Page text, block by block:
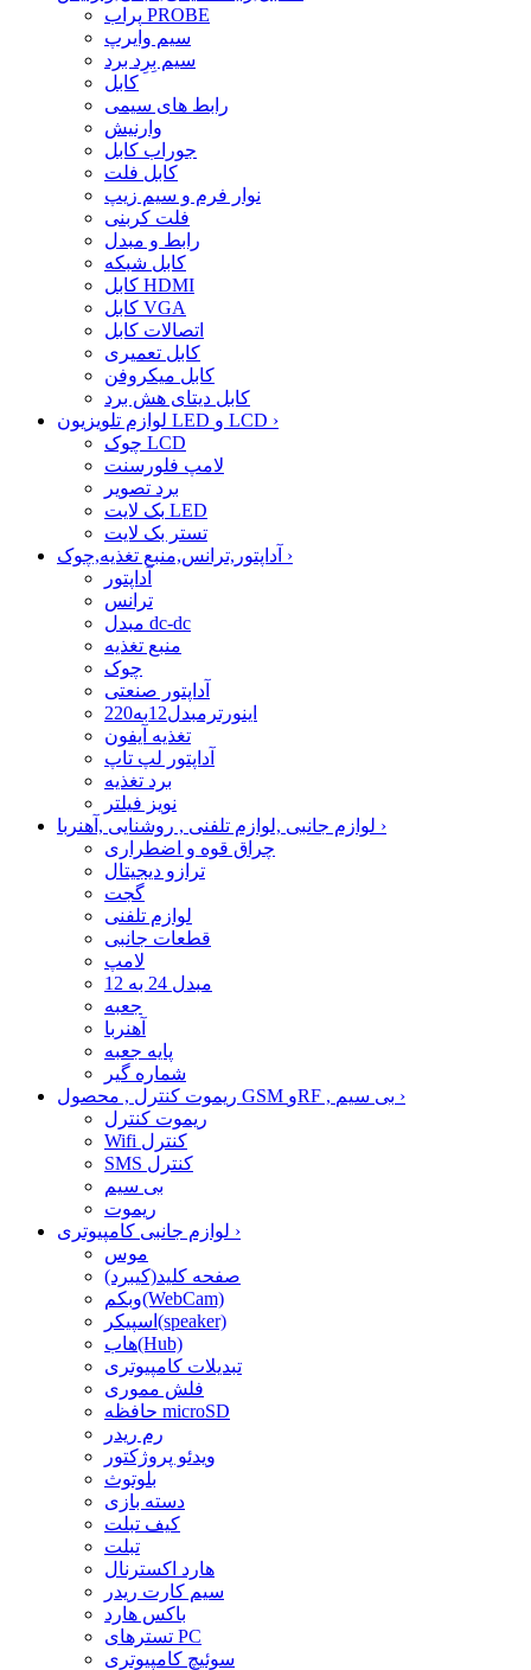
پراب PROBE
سیم وایرپ
سیم بِرِد برد
کابل
رابط های سیمی
وارنیش
جوراب کابل
کابل فلت
نوار فرم و سیم زیپ
فلت کربنی
رابط و مبدل
کابل شبکه
کابل HDMI
کابل VGA
اتصالات کابل
کابل تعمیری
کابل میکروفن
کابل دیتای هش برد
لوازم تلویزیون LED و LCD ›
چوک LCD
لامپ فلورسنت
برد تصویر
بک لایت LED
تستر بک لایت
›
آداپتور
ترانس
مبدل dc-dc
منبع تغذیه
چوک
آداپتور صنعتی
اینورترمبدل12به220
تغذیه آیفون
آداپتور لپ تاپ
برد تغذیه
نویز فیلتر
›
چراق قوه و اضطراری
ترازو دیجیتال
گجت
لوازم تلفنی
قطعات جانبی
لامپ
مبدل 24 به 12
جعبه
آهنربا
پایه جعبه
شماره گیر
›
ریموت کنترل
Wifi کنترل
SMS کنترل
بی سیم
ریموت
›
موس
صفحه کلید(کیبرد)
وبکم(WebCam)
اسپیکر(speaker)
هاب(Hub)
تبدیلات کامپیوتری
فلش مموری
حافظه microSD
رم ریدر
ویدئو پروژکتور
بلوتوث
دسته بازی
کیف تبلت
تبلت
هارد اکسترنال
سیم کارت ریدر
باکس هارد
تسترهای PC
سوئیچ کامپیوتری